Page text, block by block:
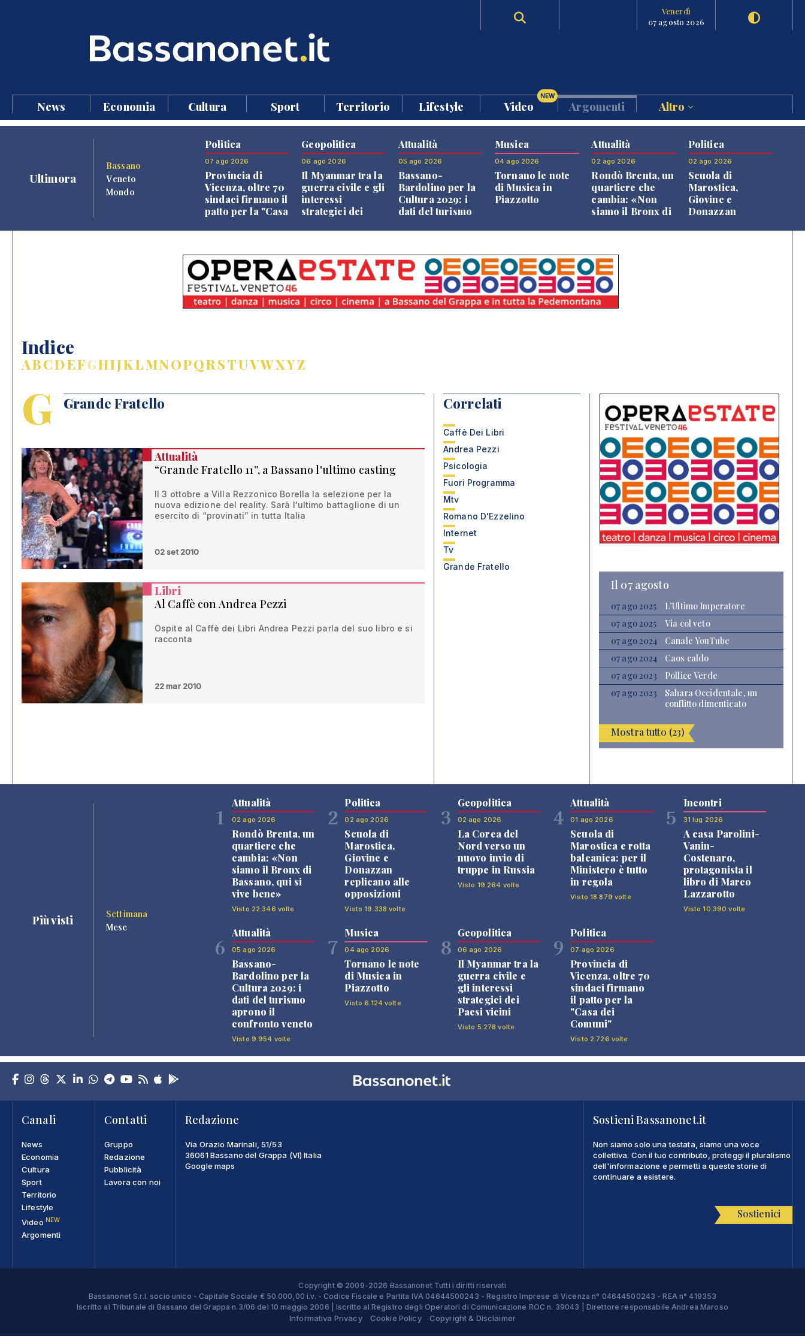
Venerdì
07 agosto 2026
News Economia Cultura Sport Territorio Lifestyle Video
NEW
Argomenti Altro
Ultimora
Bassano
Veneto
Mondo
Politica
07 ago 2026
Provincia di
Vicenza, oltre 70
sindaci firmano il
patto per la "Casa
Geopolitica
06 ago 2026
Il Myanmar tra la
guerra civile e gli
interessi
strategici dei
Attualità
05 ago 2026
Bassano-
Bardolino per la
Cultura 2029: i
dati del turismo
Musica
04 ago 2026
Tornano le note
di Musica in
Piazzotto
Attualità
02 ago 2026
Rondò Brenta, un
quartiere che
cambia: «Non
siamo il Bronx di
Politica
02 ago 2026
Scuola di
Marostica,
Giovine e
Donazzan
Indice
ABCDEFGHIJKLMNOPQRSTUVWXYZ
G Grande Fratello
Attualità
“Grande Fratello 11”, a Bassano l'ultimo casting
Il 3 ottobre a Villa Rezzonico Borella la selezione per la
nuova edizione del reality. Sarà l'ultimo battaglione di un
esercito di “provinati” in tutta Italia
02 set 2010
Libri
Al Caffè con Andrea Pezzi
Ospite al Caffè dei Libri Andrea Pezzi parla del suo libro e si
racconta
22 mar 2010
Correlati
Caffè Dei Libri
Andrea Pezzi
Psicologia
Fuori Programma
Mtv
Romano D'Ezzelino
Internet
Tv
Grande Fratello
Il 07 agosto
07 ago 2025
L’Ultimo Imperatore
07 ago 2025
Via col veto
07 ago 2024
Canale YouTube
07 ago 2024
Caos caldo
07 ago 2023
Pollice Verde
07 ago 2023
Sahara Occidentale, un
conflitto dimenticato
Mostra tutto (23)
Più visti
Settimana
Mese
1
Attualità
02 ago 2026
Rondò Brenta, un
quartiere che
cambia: «Non
siamo il Bronx di
Bassano, qui si
vive bene»
Visto 22.346 volte
2
Politica
02 ago 2026
Scuola di
Marostica,
Giovine e
Donazzan
replicano alle
opposizioni
Visto 19.338 volte
3
Geopolitica
02 ago 2026
La Corea del
Nord verso un
nuovo invio di
truppe in Russia
Visto 19.264 volte
4
Attualità
01 ago 2026
Scuola di
Marostica e rotta
balcanica: per il
Ministero è tutto
in regola
Visto 18.879 volte
5
Incontri
31 lug 2026
A casa Parolini-
Vanin-
Costenaro,
protagonista il
libro di Marco
Lazzarotto
Visto 10.390 volte
6
Attualità
05 ago 2026
Bassano-
Bardolino per la
Cultura 2029: i
dati del turismo
aprono il
confronto veneto
Visto 9.954 volte
7
Musica
04 ago 2026
Tornano le note
di Musica in
Piazzotto
Visto 6.124 volte
8
Geopolitica
06 ago 2026
Il Myanmar tra la
guerra civile e
gli interessi
strategici dei
Paesi vicini
Visto 5.278 volte
9
Politica
07 ago 2026
Provincia di
Vicenza, oltre 70
sindaci firmano
il patto per la
"Casa dei
Comuni"
Visto 2.726 volte
Canali
News
Economia
Cultura
Sport
Territorio
Lifestyle
Video NEW
Argomenti
Contatti
Gruppo
Redazione
Pubblicità
Lavora con noi
Redazione
Via Orazio Marinali, 51/53
36061 Bassano del Grappa (VI) Italia
Google maps
Sostieni Bassanonet.it
Non siamo solo una testata, siamo una voce
collettiva. Con il tuo contributo, proteggi il pluralismo
dell'informazione e permetti a queste storie di
continuare a esistere.
Sostienici
Copyright © 2009-2026 Bassanonet Tutti i diritti riservati
Bassanonet S.r.l. socio unico - Capitale Sociale € 50.000,00 i.v. - Codice Fiscale e Partita IVA 04644500243 - Registro Imprese di Vicenza n° 04644500243 - REA n° 419353
Iscritto al Tribunale di Bassano del Grappa n.3/06 del 10 maggio 2006 | Iscritto al Registro degli Operatori di Comunicazione ROC n. 39043 | Direttore responsabile Andrea Maroso
Informativa Privacy Cookie Policy Copyright & Disclaimer